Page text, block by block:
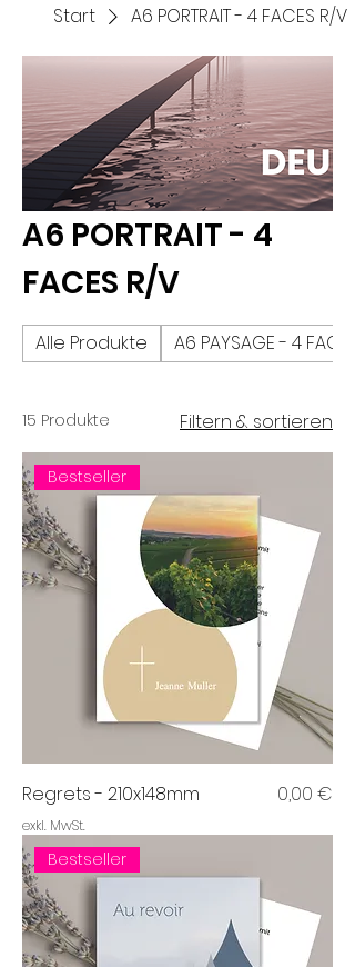
Start A6 PORTRAIT - 4 FACES R/V
A6 PORTRAIT - 4
FACES R/V
Alle Produkte A6 PAYSAGE - 4 FACES
15 Produkte Filtern & sortieren
Bestseller
Regrets - 210x148mm Preis
0,00 €
exkl. MwSt.
Bestseller